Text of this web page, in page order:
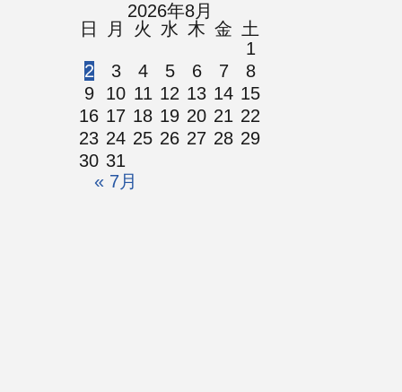
2026年8月
日
月 火 水 木 金 土
« 7月
1
2
3 4 5 6 7
8
9
10 11 12 13 14 15
16 17 18 19 20 21 22
23 24 25 26 27 28 29
30 31